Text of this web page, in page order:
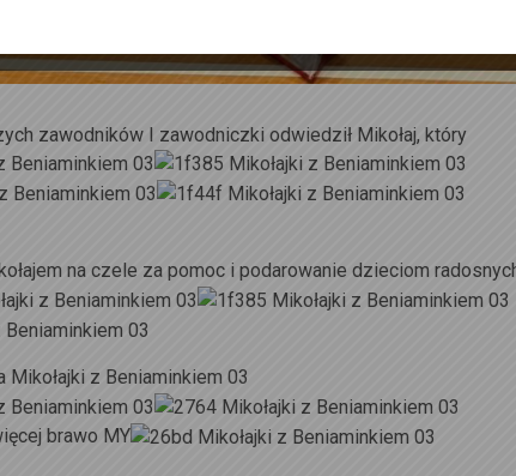
zawodników I zawodniczki odwiedził Mikołaj, który
na czele za pomoc i podarowanie dzieciom
brawo MY